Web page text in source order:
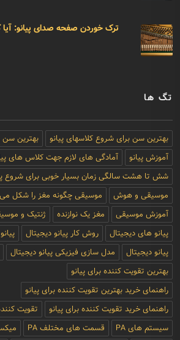
ترک خوردن صفحه صدای پیانو: آیا
تگ ها
بهترین سن برای شروع کلاسهای پیانو
بهترین سن
آموزش پیانو
آمادگی های لازم جهت کلاس های
شش تا هشت سالگی زمان بسیار خوبی برای شروع
موسیقی و هوش
موسیقی چگونه مغز را شکل
آموزش موسیقی
مغز یک نوازنده ژنتیک و
پیانو های دیجیتال
روش کار پیانو دیجیتال
پیانو دیجیتال
مدل سازی فیزیکی پیانو دیجیتال
بهترین تقویت کننده برای پیانو
راهنمای خرید بهترین تقویت کننده برای پیانو
راهنمای خرید تقویت کننده برای پیانو
تقویت
سیستم های PA
قسمت های مختلف PA